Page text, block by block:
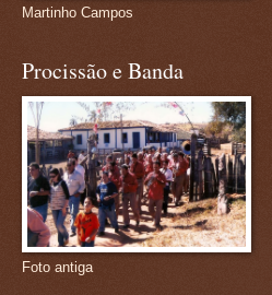
Martinho Campos
Procissão e Banda
Foto antiga